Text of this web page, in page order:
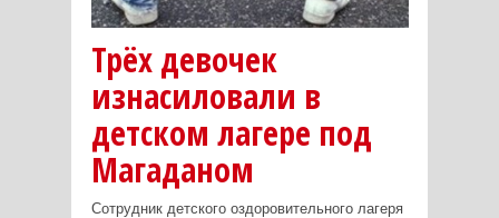
Трёх девочек
изнасиловали в
детском лагере под
Магаданом
Сотрудник детского оздоровительного лагеря